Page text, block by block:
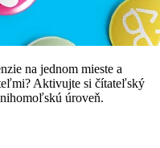
na jednom mieste a
Aktivujte si čítateľský
úroveň.